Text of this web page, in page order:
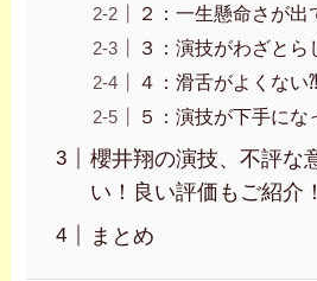
２：一生懸命さが出
３：演技がわざとら
４：滑舌がよくない⁈
５：演技が下手にな
櫻井翔の演技、不評な
い！良い評価もご紹介！
まとめ